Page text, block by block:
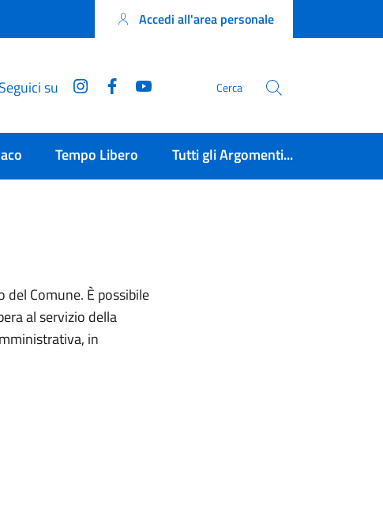
Accedi all'area personale
Seguici su InstagramFacebook Cerca
Tempo Libero Tutti gli Argomenti...
Comune. È possibile
al servizio della
in